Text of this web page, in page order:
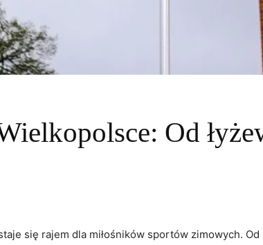
Od
się rajem dla miłośników sportów zimowych.